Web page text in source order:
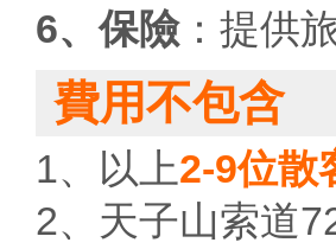
6、保險：提供
費用不包含
1、以上2-9位散
2、天子山索道